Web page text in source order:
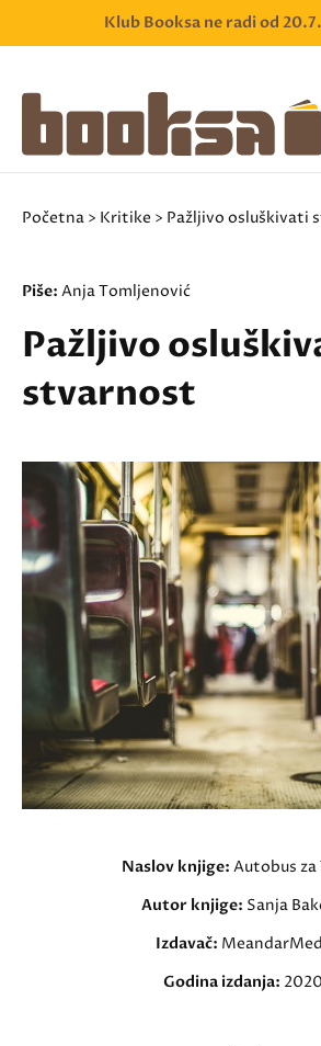
Klub Booksa ne radi od
Početna > Kritike > Pažljivo osluškivati
Piše: Anja Tomljenović
Pažljivo
stvarnost
Naslov knjige: Autobus za
Autor knjige: Sanja
Izdavač:
Godina izdanja: